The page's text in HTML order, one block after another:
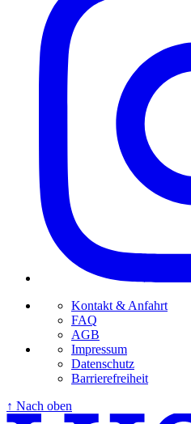
Kontakt & Anfahrt
FAQ
AGB
Impressum
Datenschutz
Barrierefreiheit
↑ Nach oben